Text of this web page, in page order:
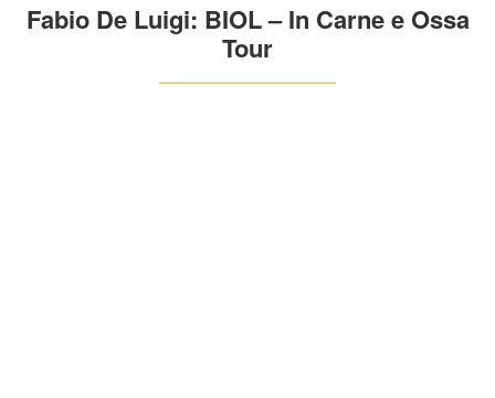
Fabio De Luigi: BIOL – In Carne e Ossa
Tour